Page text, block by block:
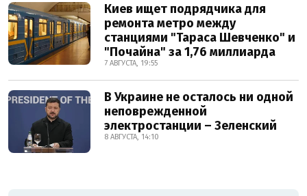
Киев ищет подрядчика для
ремонта метро между
станциями "Тараса Шевченко" и
"Почайна" за 1,76 миллиарда
7 АВГУСТА, 19:55
В Украине не осталось ни одной
неповрежденной
электростанции – Зеленский
8 АВГУСТА, 14:10